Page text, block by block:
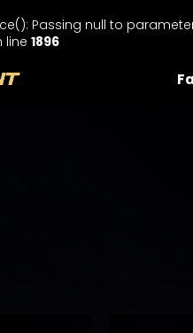
Passing null to
line 1896